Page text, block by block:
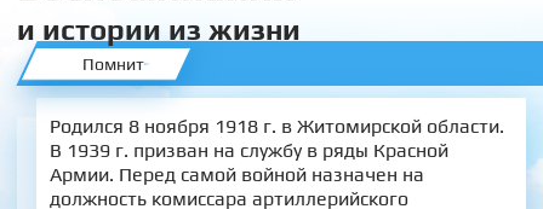
и истории из жизни
Помнит
Родился 8 ноября 1918 г. в Житомирской области.
В 1939 г. призван на службу в ряды Красной
Армии. Перед самой войной назначен на
должность комиссара артиллерийского